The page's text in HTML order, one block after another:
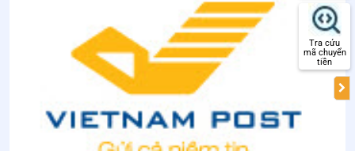
Tra cứu
mã chuyển
tiền